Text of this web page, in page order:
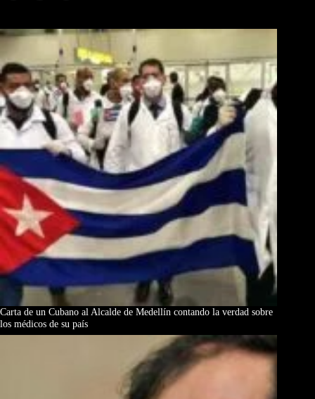
Carta de un Cubano al Alcalde de Medellín contando la verdad sobre
los médicos de su país